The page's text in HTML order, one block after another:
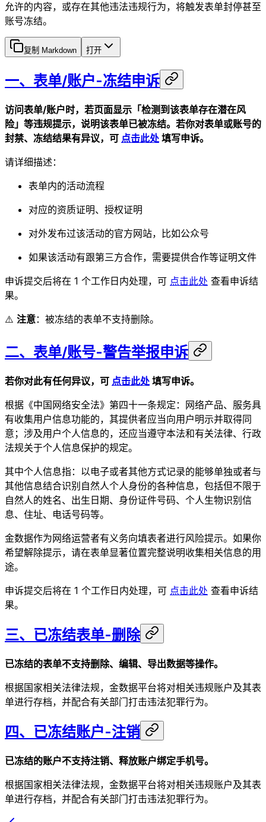
允许的内容，或存在其他违法违规行为，将触发表单封停甚至
账号冻结。
复制 Markdown 打开
一、表单/账户-冻结申诉
访问表单/账户时，若页面显示「检测到该表单存在潜在风
险」等违规提示，说明该表单已被冻结。若你对表单或账号的
封禁、冻结结果有异议，可 点击此处填写申诉。
请详细描述：
表单内的活动流程
对应的资质证明、授权证明
对外发布过该活动的官方网站，比如公众号
如果该活动有跟第三方合作，需要提供合作等证明文件
申诉提交后将在 1 个工作日内处理，可 点击此处 查看申诉结
果。
⚠️ 注意：被冻结的表单不支持删除。
二、表单/账号-警告举报申诉
若你对此有任何异议，可 点击此处填写申诉。
根据《中国网络安全法》第四十一条规定：网络产品、服务具
有收集用户信息功能的，其提供者应当向用户明示并取得同
意；涉及用户个人信息的，还应当遵守本法和有关法律、行政
法规关于个人信息保护的规定。
其中个人信息指：以电子或者其他方式记录的能够单独或者与
其他信息结合识别自然人个人身份的各种信息，包括但不限于
自然人的姓名、出生日期、身份证件号码、个人生物识别信
息、住址、电话号码等。
金数据作为网络运营者有义务向填表者进行风险提示。如果你
希望解除提示，请在表单显著位置完整说明收集相关信息的用
途。
申诉提交后将在 1 个工作日内处理，可 点击此处 查看申诉结
果。
三、已冻结表单-删除
已冻结的表单不支持删除、编辑、导出数据等操作。
根据国家相关法律法规，金数据平台将对相关违规账户及其表
单进行存档，并配合有关部门打击违法犯罪行为。
四、已冻结账户-注销
已冻结的账户不支持注销、释放账户绑定手机号。
根据国家相关法律法规，金数据平台将对相关违规账户及其表
单进行存档，并配合有关部门打击违法犯罪行为。